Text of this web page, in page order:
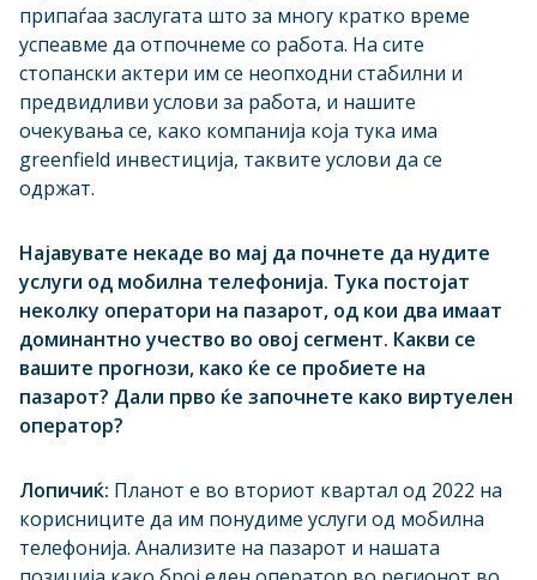
припаѓаа заслугата што за многу кратко време
успеавме да отпочнеме со работа. На сите
стопански актери им се неопходни стабилни и
предвидливи услови за работа, и нашите
очекувања се, како компанија која тука има
greenfield инвестиција, таквите услови да се
одржат.
Најавувате некаде во мај да почнете да нудите
услуги од мобилна телефонија. Тука постојат
неколку оператори на пазарот, од кои два имаат
доминантно учество во овој сегмент. Какви се
вашите прогнози, како ќе се пробиете на
пазарот? Дали прво ќе започнете како виртуелен
оператор?
Лопичиќ: Планот е во вториот квартал од 2022 на
корисниците да им понудиме услуги од мобилна
телефонија. Анализите на пазарот и нашата